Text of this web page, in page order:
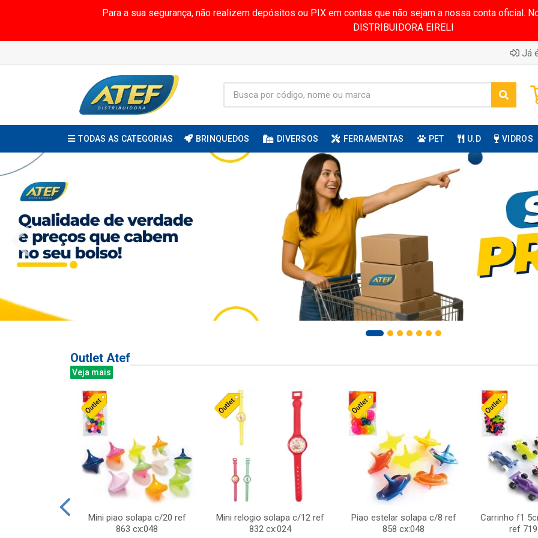
Para a sua segurança, não realizem depósitos ou PIX em contas que não sejam a nossa conta oficial.
DISTRIBUIDORA EIRELI
Já
TODAS AS CATEGORIAS BRINQUEDOS DIVERSOS FERRAMENTAS PET U.D VIDROS
Outlet Atef
Veja mais
Mini piao solapa c/20 ref
863 cx:048
Mini relogio solapa c/12 ref
832 cx:024
Piao estelar solapa c/8 ref
858 cx:048
Carrinho f1
ref